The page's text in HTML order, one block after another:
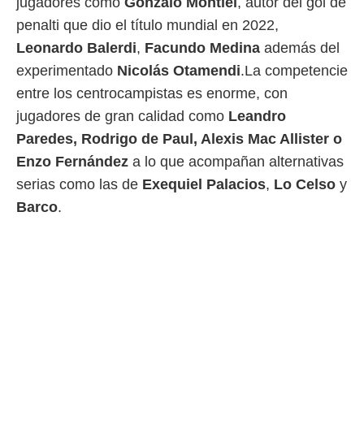
penalti que dio el título mundial en 2022,
Leonardo Balerdi, Facundo Medina además del
experimentado Nicolás Otamendi.La competencie
entre los centrocampistas es enorme, con
jugadores de gran calidad como Leandro
Paredes, Rodrigo de Paul, Alexis Mac Allister o
Enzo Fernández a lo que acompañan alternativas
serias como las de Exequiel Palacios, Lo Celso y
Barco.